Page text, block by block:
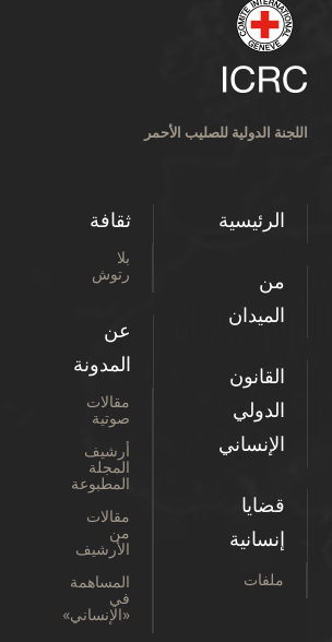
اللجنة الدولية للصليب الأحمر
الرئيسية
من
الميدان
القانون
الدولي
الإنساني
قضايا
إنسانية
ملفات
ثقافة
بلا
رتوش
عن
المدونة
مقالات
صوتية
أرشيف
المجلة
المطبوعة
مقالات
من
الأرشيف
المساهمة
في
«الإنساني»